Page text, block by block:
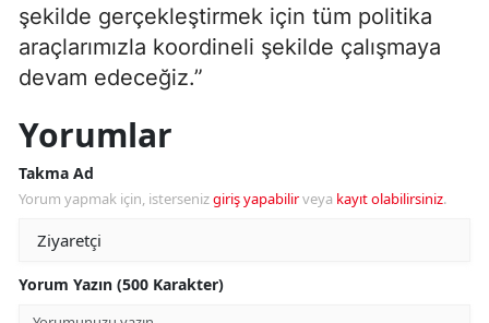
şekilde gerçekleştirmek için tüm politika
araçlarımızla koordineli şekilde çalışmaya
devam edeceğiz.”
Yorumlar
Takma Ad
Yorum yapmak için, istersenizgiriş yapabilirveya kayıt olabilirsiniz.
Yorum Yazın (500 Karakter)